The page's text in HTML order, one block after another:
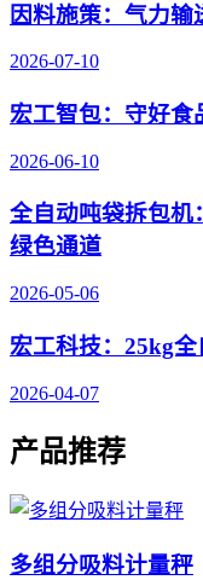
因料施策：气力
2026-07-10
宏工智包：守好食
2026-06-10
全自动吨袋拆包机
绿色通道
2026-05-06
宏工科技：25kg
2026-04-07
产品推荐
多组分吸料计量秤